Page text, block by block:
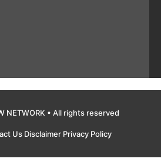
NETWORK • All rights reserved
Us Disclaimer Privacy Policy